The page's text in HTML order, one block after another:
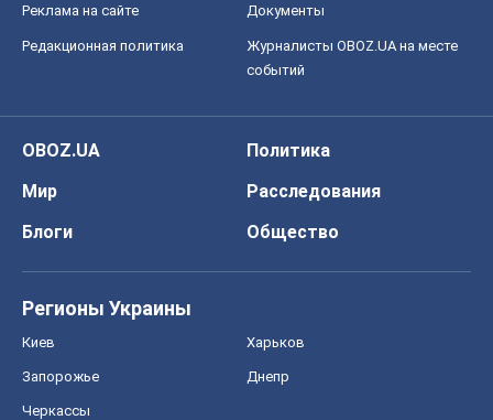
Реклама на сайте Документы
Редакционная политика
Журналисты OBOZ.UA на месте
событий
OBOZ.UA
Политика
Мир
Расследования
Блоги
Общество
Регионы Украины
Киев Харьков
Запорожье Днепр
Черкассы